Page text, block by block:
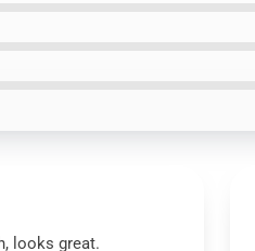
looks great.